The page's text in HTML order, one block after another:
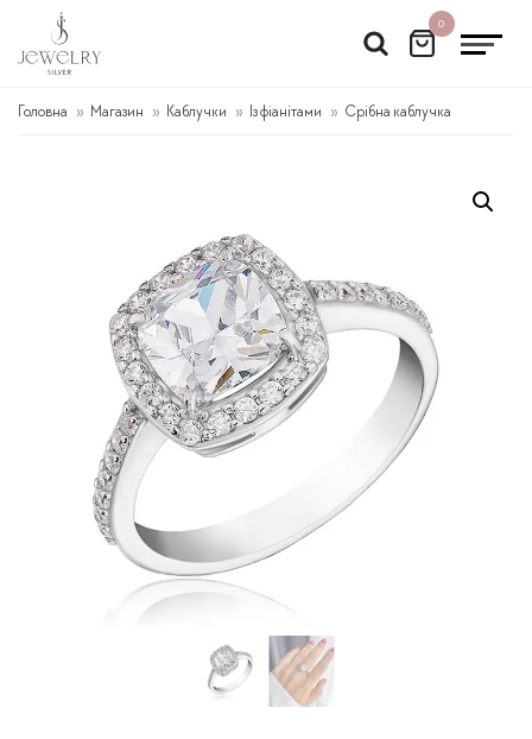
Перейти
вмісту
0
Головна Магазин Каблучки Із фіанітами Срібна каблучка